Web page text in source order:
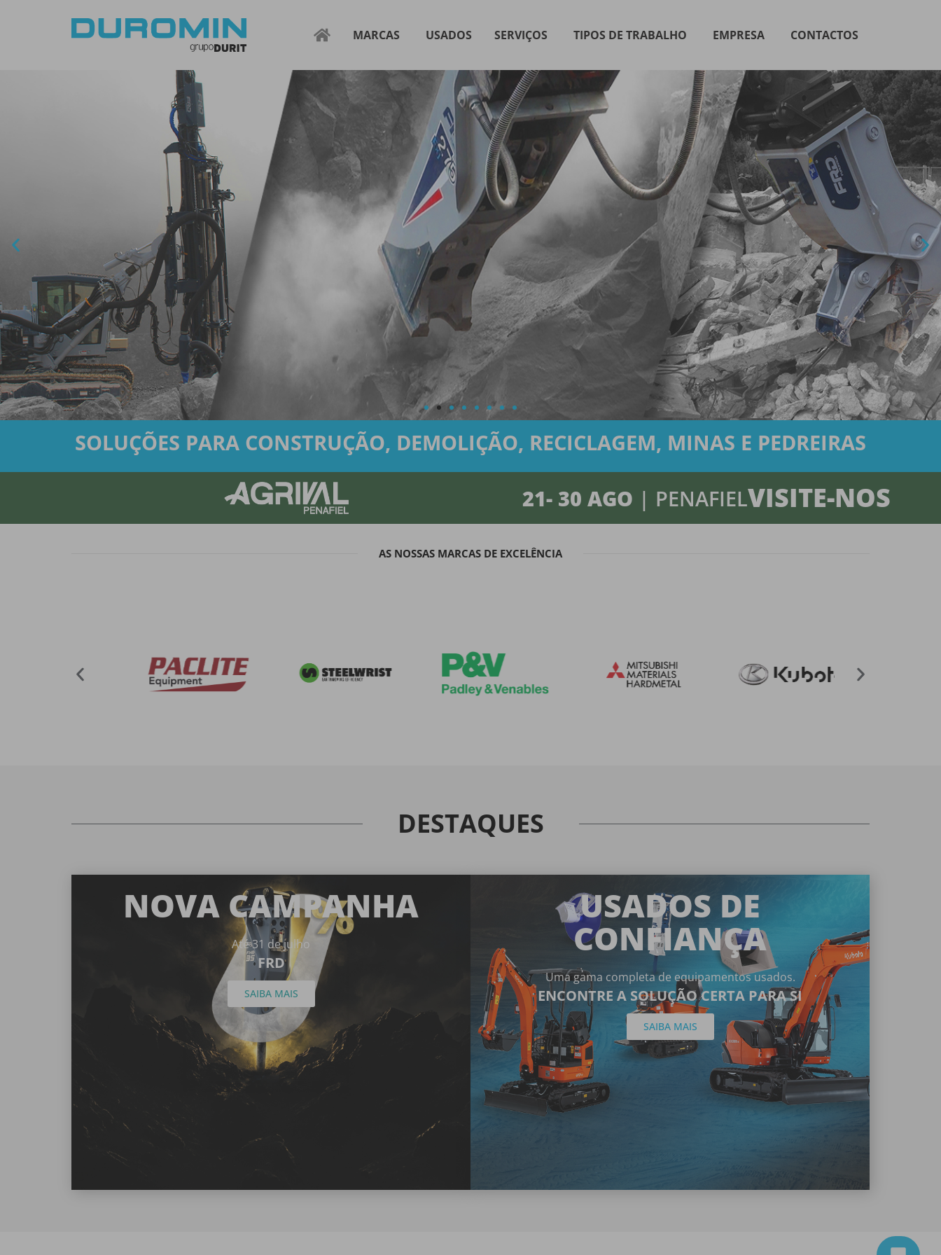
MARCAS USADOS SERVIÇOS TIPOS DE TRABALHO EMPRESA CONTACTOS
FURUKAWA
TECNOLOGIA
JAPONESA QUE
FAZ A DIFERENÇA
SOLUÇÕES PARA CONSTRUÇÃO, DEMOLIÇÃO, RECICLAGEM, MINAS E PEDREIRAS
21- 30 AGO | PENAFIELVISITE-NOS
AS NOSSAS MARCAS DE EXCELÊNCIA
DESTAQUES
NOVA CAMPANHA
Até 31 de julho
FRD
SAIBA MAIS​
USADOS DE
CONFIANÇA
Umagama completa de equipamentosusados.
ENCONTRE A SOLUÇÃO CERTA PARA SI
SAIBA MAIS​